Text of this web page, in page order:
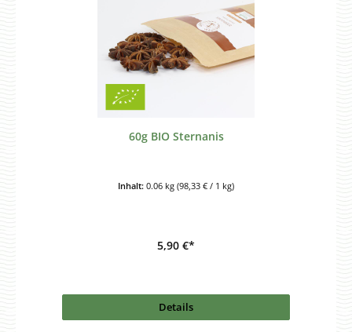
60g BIO Sternanis
Inhalt: 0.06 kg (98,33 € / 1 kg)
5,90 €*
Details